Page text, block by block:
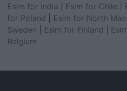
Esim for India
Esim for Chile
for Poland
Esim for North
Sweden
Esim for Finland
Belgium